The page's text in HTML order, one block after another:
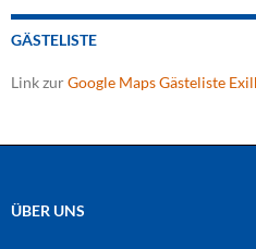
GÄSTELISTE
Link zurGoogle Maps Gästeliste
ÜBER UNS